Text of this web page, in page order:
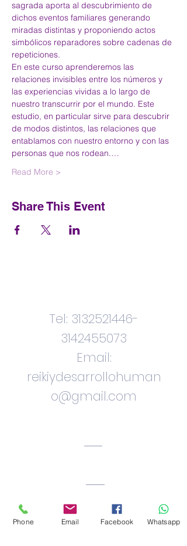
sagrada aporta al descubrimiento de
dichos eventos familiares generando
miradas distintas y proponiendo actos
simbólicos reparadores sobre cadenas de
repeticiones.
En este curso aprenderemos las
relaciones invisibles entre los números y
las experiencias vividas a lo largo de
nuestro transcurrir por el mundo. Este
estudio, en particular sirve para descubrir
de modos distintos, las relaciones que
entablamos con nuestro entorno y con las
personas que nos rodean.…
Read More >
Share This Event
Tel: 3132521446-
3142455073
Email:
reikiydesarrollohuman
o@gmail.com
Phone Email Facebook Whatsapp